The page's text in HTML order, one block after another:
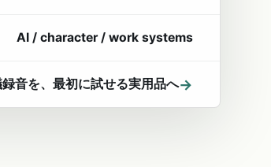
AI / character / work systems
音を、最初に試せる実用品へ→